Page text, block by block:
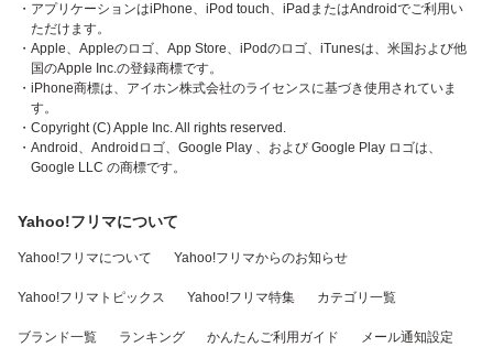
・アプリケーションはiPhone、iPod touch、iPadまたはAndroidでご利用い
ただけます。
・Apple、Appleのロゴ、App Store、iPodのロゴ、iTunesは、米国および他
国のApple Inc.の登録商標です。
・iPhone商標は、アイホン株式会社のライセンスに基づき使用されていま
す。
・Copyright (C) Apple Inc. All rights reserved.
・Android、Androidロゴ、Google Play 、および Google Play ロゴは、
Google LLC の商標です。
Yahoo!フリマについて
Yahoo!フリマについて Yahoo!フリマからのお知らせ
Yahoo!フリマトピックス Yahoo!フリマ特集 カテゴリ一覧
ブランド一覧 ランキング かんたんご利用ガイド メール通知設定